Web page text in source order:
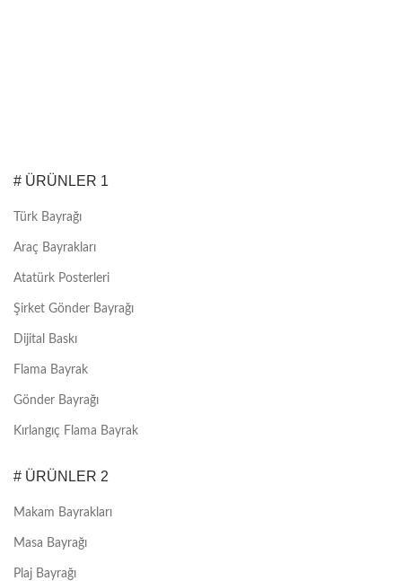
# ÜRÜNLER 1
Türk Bayrağı
Araç Bayrakları
Atatürk Posterleri
Şirket Gönder Bayrağı
Dijital Baskı
Flama Bayrak
Gönder Bayrağı
Kırlangıç Flama Bayrak
# ÜRÜNLER 2
Makam Bayrakları
Masa Bayrağı
Plaj Bayrağı